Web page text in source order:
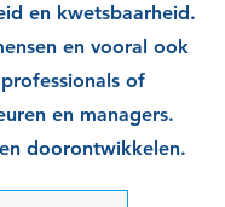
en kwetsbaarheid.
en vooral ook
of
en managers.
doorontwikkelen.